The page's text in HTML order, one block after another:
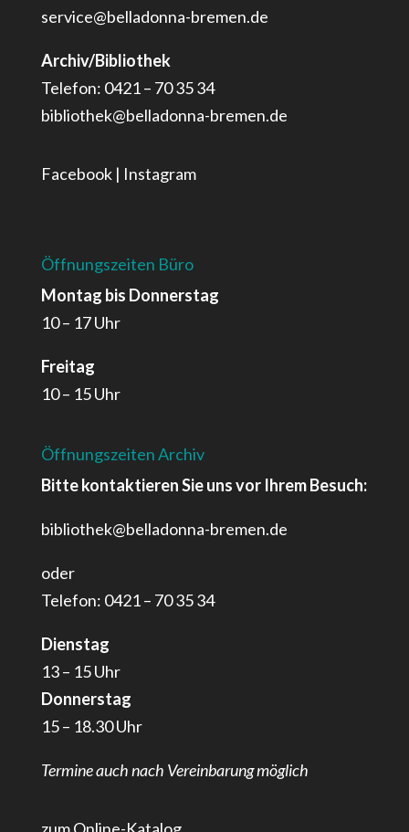
service@belladonna-bremen.de
Archiv/Bibliothek
Telefon: 0421 – 70 35 34
bibliothek@belladonna-bremen.de
Facebook| Instagram
Öffnungszeiten Büro
Montag bis Donnerstag
10 – 17 Uhr
Freitag
10 – 15 Uhr
Öffnungszeiten Archiv
Bitte kontaktieren Sie uns vor Ihrem Besuch:
bibliothek@belladonna-bremen.de
oder
Telefon: 0421 – 70 35 34
Dienstag
13 – 15 Uhr
Donnerstag
15 – 18.30 Uhr
Termine auch nach Vereinbarung möglich
zum Online-Katalog